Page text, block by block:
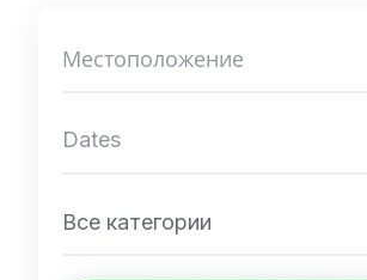
Все категории